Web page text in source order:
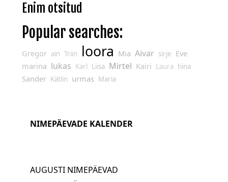
Enim otsitud
Popular searches:
Gregor ain Triin loora Mia Aivar sirje Eve
marina lukas Karl Liisa Mirtel Kairi Laura tiina
Sander Kätlin urmas Maria
NIMEPÄEVADE KALENDER
AUGUSTI NIMEPÄEVAD